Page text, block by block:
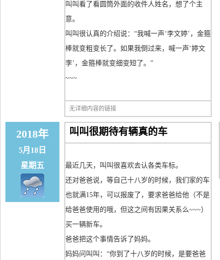
叫叫看了看圆筒外面的收件人姓名，想了个主
意。
叫叫很认真的介绍说：“我喊一声‘李文婷’，金箍
棒就变粗变长了。如果我倒过来，喊一声‘婷文
李’，金箍棒就变细变短了。”
~~~
无详细内容的链接
2018年
5月18日
星期五
叫叫很期待有辆真的车
最近几天，叫叫很喜欢去认各类车标。
还对爸爸说，等自己十八岁的时候，我们家的车
也就满15年，可以报废了，要求爸爸给他（不是
给爸爸使用的哦，但这之间有因果关系么~~~）
买一辆新车。
爸爸把这个事情告诉了妈妈。
妈妈问叫叫：“你到了十八岁的时候，是要爸爸